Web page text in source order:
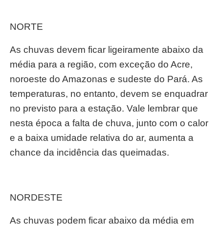
NORTE
As chuvas devem ficar ligeiramente abaixo da
média para a região, com exceção do Acre,
noroeste do Amazonas e sudeste do Pará. As
temperaturas, no entanto, devem se enquadrar
no previsto para a estação. Vale lembrar que
nesta época a falta de chuva, junto com o calor
e a baixa umidade relativa do ar, aumenta a
chance da incidência das queimadas.
NORDESTE
As chuvas podem ficar abaixo da média em